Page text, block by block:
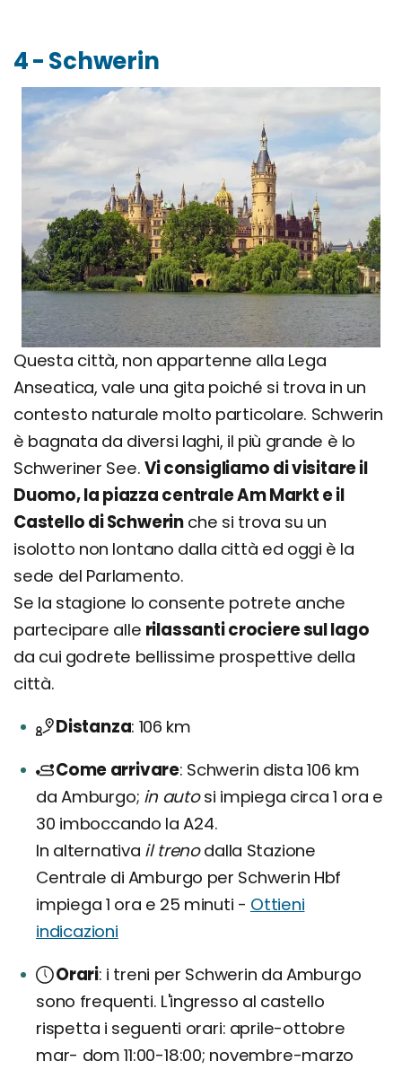
4 - Schwerin
Questa città, non appartenne alla Lega
Anseatica, vale una gita poiché si trova in un
contesto naturale molto particolare. Schwerin
è bagnata da diversi laghi, il più grande è lo
Schweriner See. Vi consigliamo di visitare il
Duomo, la piazza centrale Am Markt e il
Castello di Schwerin che si trova su un
isolotto non lontano dalla città ed oggi è la
sede del Parlamento.
Se la stagione lo consente potrete anche
partecipare alle rilassanti crociere sul lago
da cui godrete bellissime prospettive della
città.
Distanza 106 km
Come arrivare Schwerin dista 106 km
da Amburgo; in autosi impiega circa 1 ora e
30 imboccando la A24.
In alternativa il trenodalla Stazione
Centrale di Amburgo per Schwerin Hbf
impiega 1 ora e 25 minuti - Ottieni
indicazioni
Orari i treni per Schwerin da Amburgo
sono frequenti. L'ingresso al castello
rispetta i seguenti orari: aprile-ottobre
mar- dom 11:00-18:00; novembre-marzo